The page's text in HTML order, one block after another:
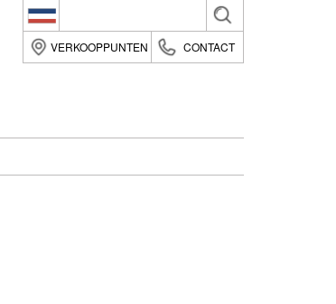
Belgique (fr)
France (fr)
VERKOOPPUNTEN CONTACT